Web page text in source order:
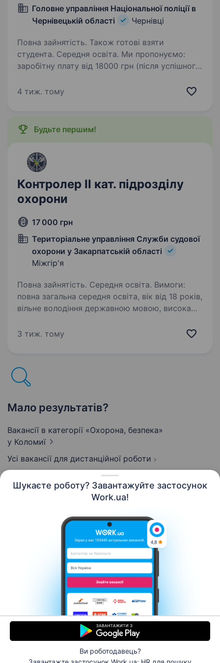
Шукаєте роботу? Завантажуйте застосунок
Work.ua!
Ви роботодавець?
Головне управління Національної поліції в
Чернівецькій області
Чернівці
Повна зайнятість. Також готові взяти
студента. Середня освіта. Ми пропонуємо:
заробітну плату від 18000 грн (після успішного
підготовки) + щомісячні виплати 10000 грн
4 тиж. тому
Будьте першим!
Контролер ІІ кат. підрозділу
охорони
17 000 грн
Територіальне управління Служби судової
охорони у Закарпатській області
Міжгір'я
Повна зайнятість. Середня освіта. Вимоги:
повна загальна середня освіта, вік від 18 років,
вільне володіння державною мовою, висока
здатність систематизувати, узагальнювати
3 тиж. тому
Мало результатів?
Вакансії в категорії «Охорона, безпека»
у Коломиї
Усі вакансії для дистанційної роботи
Контакти Про нас
Кар’єра
Допомога Умови використання
© 2006–2026 Work.ua. Сервіс пошуку роботи №1 в